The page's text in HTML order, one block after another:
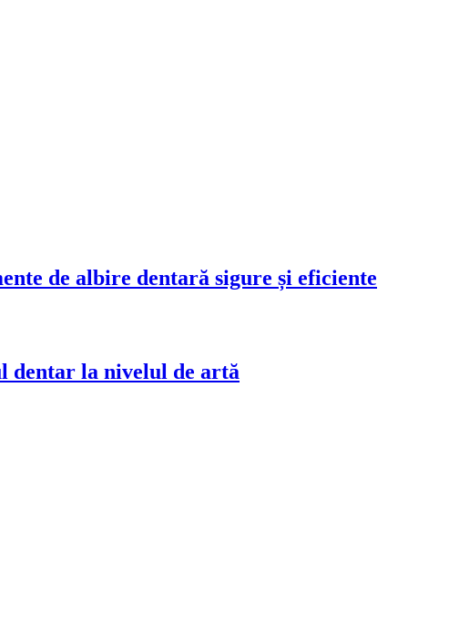
de albire dentară sigure și eficiente
dentar la nivelul de artă